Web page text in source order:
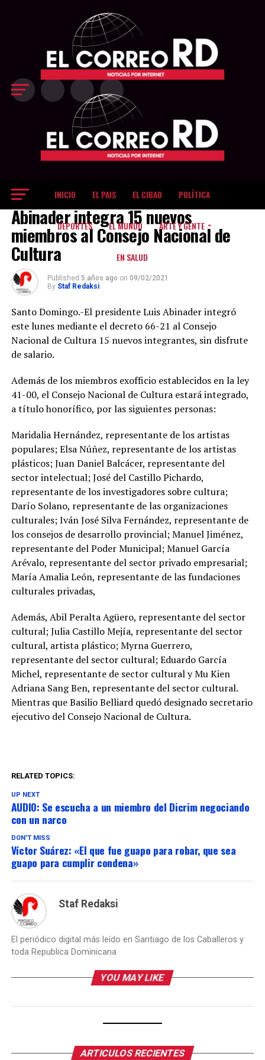
INICIO EL PAIS EL CIBAO POLÍTICA
DEPORTES EL MUNDO ARTE Y GENTE
EN SALUD
EL PAIS
Abinader integra 15 nuevos
miembros al Consejo Nacional de
Cultura
Published 5 años ago on 09/02/2021
By Staf Redaksi
Santo Domingo.-El presidente Luis Abinader integró
este lunes mediante el decreto 66-21 al Consejo
Nacional de Cultura 15 nuevos integrantes, sin disfrute
de salario.
Además de los miembros exofficio establecidos en la ley
41-00, el Consejo Nacional de Cultura estará integrado,
a título honorífico, por las siguientes personas:
Maridalia Hernández, representante de los artistas
populares; Elsa Núñez, representante de los artistas
plásticos; Juan Daniel Balcácer, representante del
sector intelectual; José del Castillo Pichardo,
representante de los investigadores sobre cultura;
Darío Solano, representante de las organizaciones
culturales; Iván José Silva Fernández, representante de
los consejos de desarrollo provincial; Manuel Jiménez,
representante del Poder Municipal; Manuel García
Arévalo, representante del sector privado empresarial;
María Amalia León, representante de las fundaciones
culturales privadas,
Además, Abil Peralta Agüero, representante del sector
cultural; Julia Castillo Mejía, representante del sector
cultural, artista plástico; Myrna Guerrero,
representante del sector cultural; Eduardo García
Michel, representante de sector cultural y Mu Kien
Adriana Sang Ben, representante del sector cultural.
Mientras que Basilio Belliard quedó designado secretario
ejecutivo del Consejo Nacional de Cultura.
RELATED TOPICS:
UP NEXT
AUDIO: Se escucha a un miembro del Dicrim negociando
con un narco
DON'T MISS
Víctor Suárez: «El que fue guapo para robar, que sea
guapo para cumplir condena»
Staf Redaksi
El periódico digital más leído en Santiago de los Caballeros y
toda Republica Dominicana
YOU MAY LIKE
ARTICULOS RECIENTES
Exit mobile version